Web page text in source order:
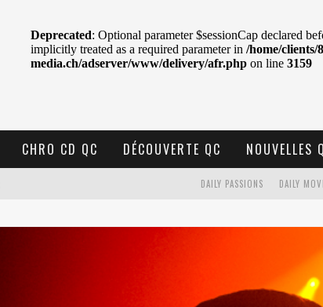
CHRO CD QC DÉCOUVERTE QC NOUVELLES
DAILY
DAILY PASSIONS